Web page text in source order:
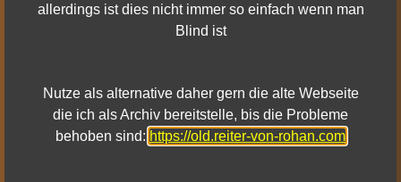
irgendwelche Fragen? Dann schreibe mir gern eine Email
Kontakt Formular
allerdings ist dies nicht immer so einfach wenn man
Blind ist
Nutze als alternative daher gern die alte Webseite
die ich als Archiv bereitstelle, bis die Probleme
behoben sind: https://old.reiter-von-rohan.com